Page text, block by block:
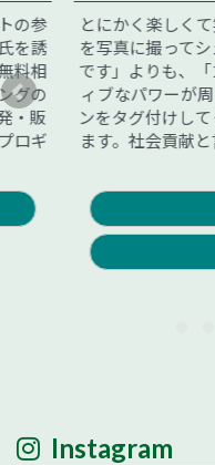
とにかく楽しくて笑顔に
を写真に撮ってシェアし
です」よりも、「ゴミを
ィブなパワーが周りを巻
ンをタグ付けしてくれた
ます。社会貢献と言わな
Instagram